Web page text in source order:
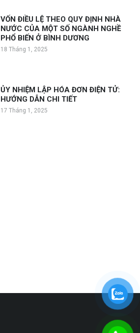
VỐN ĐIỀU LỆ THEO QUY ĐỊNH NHÀ
NƯỚC CỦA MỘT SỐ NGÀNH NGHỀ
PHỔ BIẾN Ở BÌNH DƯƠNG
18 Tháng 1, 2025
ỦY NHIỆM LẬP HÓA ĐƠN ĐIỆN TỬ:
HƯỚNG DẪN CHI TIẾT
17 Tháng 1, 2025